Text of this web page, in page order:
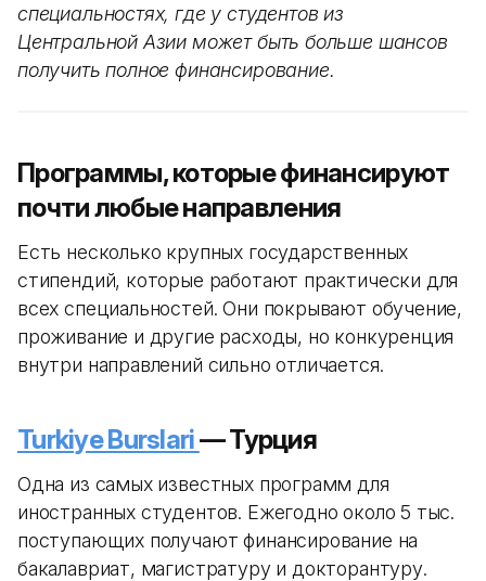
специальностях, где у студентов из
Центральной Азии может быть больше шансов
получить полное финансирование.
Программы, которые финансируют
почти любые направления
Есть несколько крупных государственных
стипендий, которые работают практически для
всех специальностей. Они покрывают обучение,
проживание и другие расходы, но конкуренция
внутри направлений сильно отличается.
Turkiye Burslari— Турция
Одна из самых известных программ для
иностранных студентов. Ежегодно около 5 тыс.
поступающих получают финансирование на
бакалавриат, магистратуру и докторантуру.